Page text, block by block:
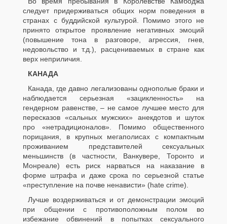
следует придерживаться общих норм поведения в
странах с буддийской культурой. Помимо этого не
принято открытое проявление негативных эмоций
(повышение тона в разговоре, агрессия, гнев,
недовольство и т.д.), расцениваемых в стране как
верх неприличия.
КАНАДА
Канада, где давно легализованы однополые браки и
наблюдается серьезная «зацикленность» на
гендерном равенстве, – не самое лучшее место для
пересказов «сальных мужских» анекдотов и шуток
про «нетрадиционалов». Помимо общественного
порицания, в крупных мегаполисах с компактным
проживанием представителей сексуальных
меньшинств (в частности, Ванкувере, Торонто и
Монреале) есть риск нарваться на наказание в
форме штрафа и даже срока по серьезной статье
«преступление на почве ненависти» (hate crime).
Лучше воздерживаться и от демонстрации эмоций
при общении с противоположным полом во
избежание обвинений в попытках сексуального